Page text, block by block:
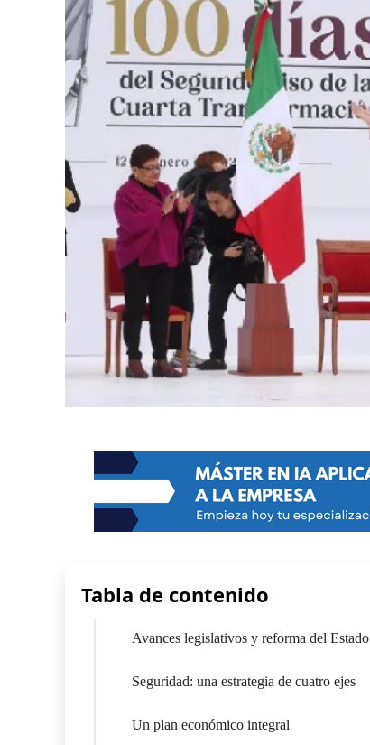
Tabla de contenido
Avances legislativos y reforma del Estado
Seguridad: una estrategia de cuatro ejes
Un plan económico integral